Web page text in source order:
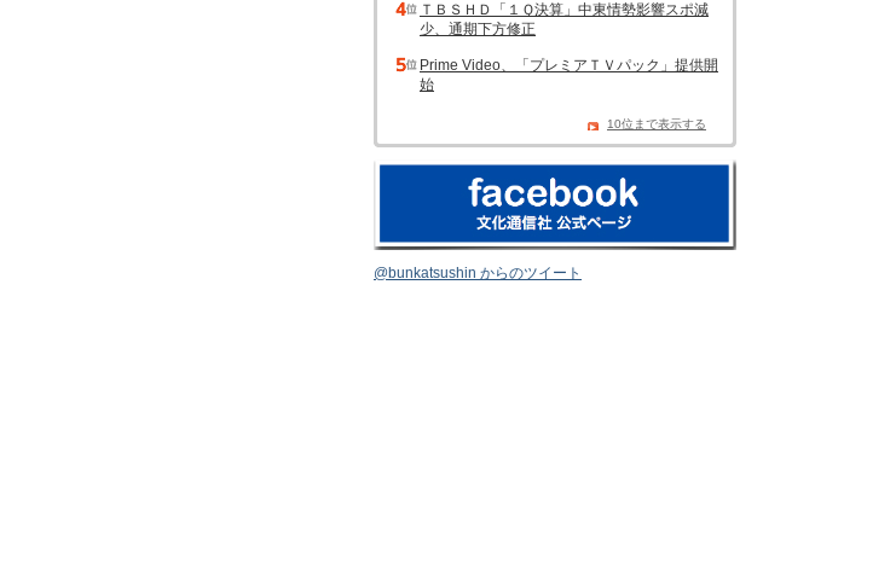
ＴＢＳＨＤ「１Ｑ決算」中東情勢影響スポ減
少、通期下方修正
Prime Video、「プレミアＴＶパック」提供開
始
10位まで表示する
@bunkatsushin からのツイート